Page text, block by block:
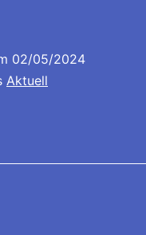
02/05/2024
Aktuell